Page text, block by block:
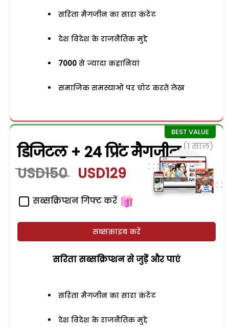
सरिता मैगजीन का सारा कंटेंट
देश विदेश के राजनैतिक मुद्दे
7000 से ज्यादा कहानियां
समाजिक समस्याओं पर चोट करते लेख
डिजिटल + 24 प्रिंट मैगजीन (1 साल)
USD150 USD129
सब्सक्रिप्शन गिफ्ट करें
सब्सक्राइब करें
सरिता सब्सक्रिप्शन से जुड़ेें और पाएं
सरिता मैगजीन का सारा कंटेंट
देश विदेश के राजनैतिक मुद्दे